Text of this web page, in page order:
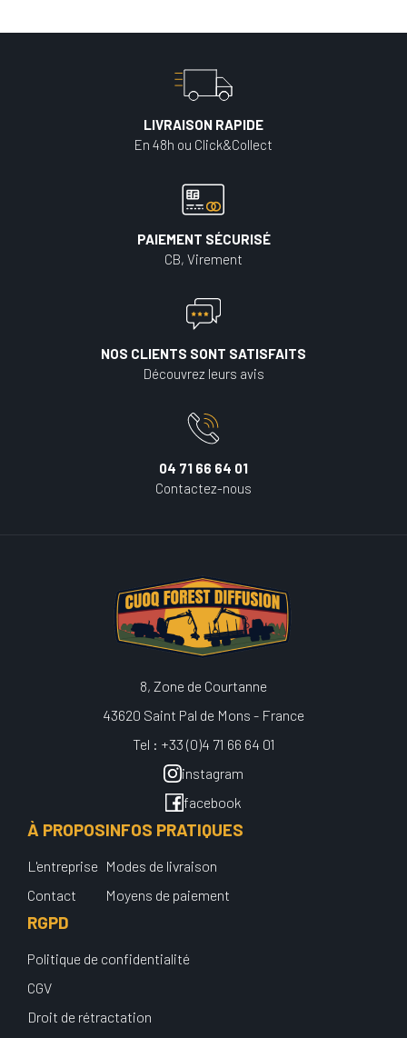
LIVRAISON RAPIDE
En 48h ou Click&Collect
PAIEMENT SÉCURISÉ
CB, Virement
NOS CLIENTS SONT SATISFAITS
Découvrez leurs avis
04 71 66 64 01
Contactez-nous
8, Zone de Courtanne
43620 Saint Pal de Mons - France
Tel : +33 (0)4 71 66 64 01
instagram
facebook
À PROPOS
L'entreprise
Contact
INFOS PRATIQUES
Modes de livraison
Moyens de paiement
RGPD
Politique de confidentialité
CGV
Droit de rétractation